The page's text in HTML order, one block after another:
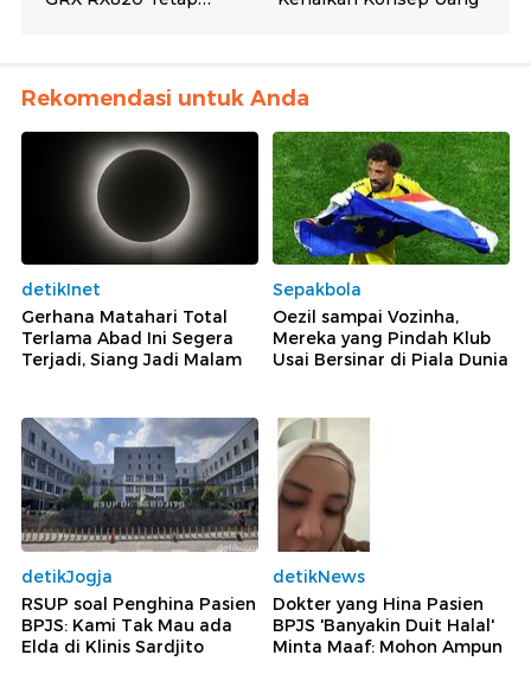
Rekomendasi untuk Anda
detikInet
Gerhana Matahari Total
Terlama Abad Ini Segera
Terjadi, Siang Jadi Malam
Sepakbola
Oezil sampai Vozinha,
Mereka yang Pindah Klub
Usai Bersinar di Piala Dunia
detikJogja
RSUP soal Penghina Pasien
BPJS: Kami Tak Mau ada
Elda di Klinis Sardjito
detikNews
Dokter yang Hina Pasien
BPJS 'Banyakin Duit Halal'
Minta Maaf: Mohon Ampun